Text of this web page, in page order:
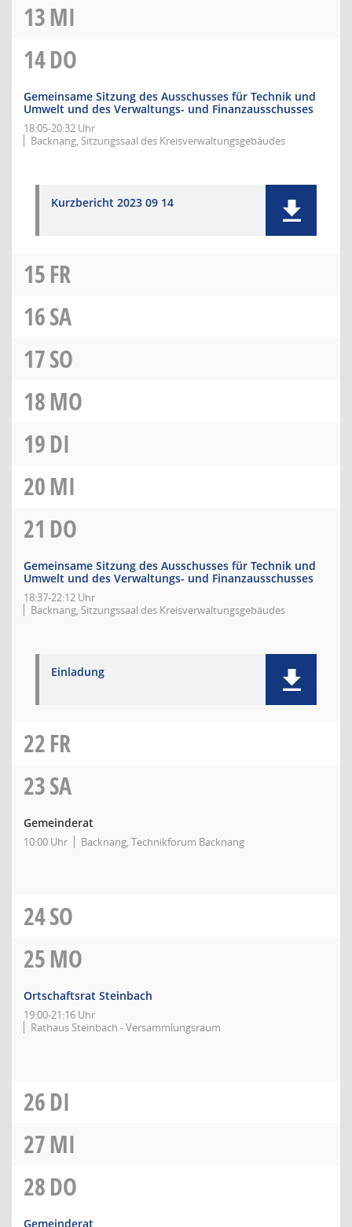
13MI
14DO
Gemeinsame Sitzung des Ausschusses für Technik und
Umwelt und des Verwaltungs- und Finanzausschusses
18:05-20:32 Uhr
Backnang, Sitzungssaal des Kreisverwaltungsgebäudes
Kurzbericht 2023 09 14
15FR
16SA
17SO
18MO
19DI
20MI
21 DO
Gemeinsame Sitzung des Ausschusses für Technik und
Umwelt und des Verwaltungs- und Finanzausschusses
18:37-22:12 Uhr
Backnang, Sitzungssaal des Kreisverwaltungsgebäudes
Einladung
22FR
23SA
Gemeinderat
10:00 Uhr Backnang, Technikforum Backnang
24SO
25MO
Ortschaftsrat Steinbach
19:00-21:16 Uhr
Rathaus Steinbach - Versammlungsraum
26DI
27MI
28DO
Gemeinderat